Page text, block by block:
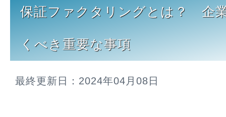
保証ファクタリングとは？ 企
くべき重要な事項
最終更新日：2024年04月08日